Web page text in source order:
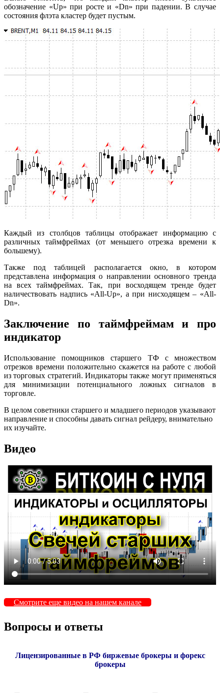
обозначение «Up» при росте и «Dn» при падении. В случае
состояния флэта кластер будет пустым.
Каждый из столбцов таблицы отображает информацию с
различных таймфреймах (от меньшего отрезка времени к
большему).
Также под таблицей располагается окно, в котором
представлена информация о направлении основного тренда
на всех таймфреймах. Так, при восходящем тренде будет
наличествовать надпись «All-Up», а при нисходящем – «All-
Dn».
Заключение по таймфреймам и про
индикатор
Использование помощников старшего ТФ с множеством
отрезков времени положительно скажется на работе с любой
из торговых стратегий. Индикаторы также могут применяться
для минимизации потенциального ложных сигналов в
торговле.
В целом советники старшего и младшего периодов указывают
направление и способны давать сигнал рейдеру, внимательно
их изучайте.
Видео
Смотрите еще видео на нашем канале
Вопросы и ответы
Лицензированные в РФ биржевые брокеры и форекс
брокеры